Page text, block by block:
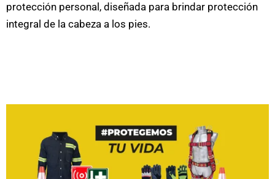
protección personal, diseñada para brindar protección
integral de la cabeza a los pies.